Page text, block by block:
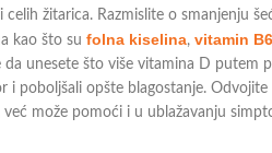
žitarica. Razmislite o smanjenju
kao što su folna kiselina, vitamin B6
da unesete što više vitamina D
i poboljšali opšte blagostanje.
može pomoći i u ublažavanju